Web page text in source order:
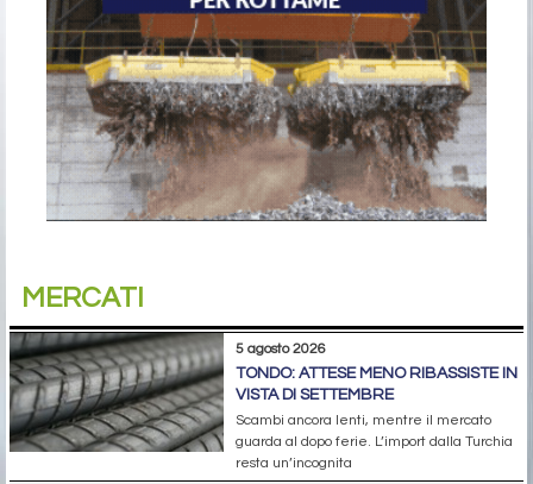
MERCATI
5 agosto 2026
TONDO: ATTESE MENO RIBASSISTE IN
VISTA DI SETTEMBRE
Scambi ancora lenti, mentre il mercato
guarda al dopo ferie. L’import dalla Turchia
resta un’incognita